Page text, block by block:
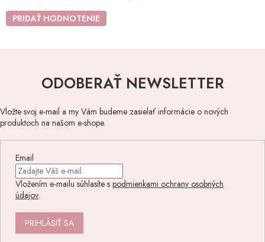
PRIDAŤ HODNOTENIE
ODOBERAŤ NEWSLETTER
Vložte svoj e-mail a my Vám budeme zasielať informácie o nových
produktoch na našom e-shope.
Email
Vložením e-mailu súhlasíte s podmienkami ochrany osobných
údajov.
PRIHLÁSIŤ SA